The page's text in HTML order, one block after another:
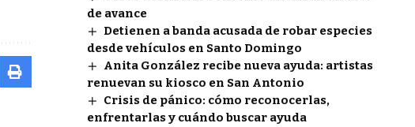
de avance
Detienen a banda acusada de robar especies
desde vehículos en Santo Domingo
Anita González recibe nueva ayuda: artistas
renuevan su kiosco en San Antonio
Crisis de pánico: cómo reconocerlas,
enfrentarlas y cuándo buscar ayuda